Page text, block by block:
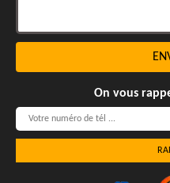
On vous